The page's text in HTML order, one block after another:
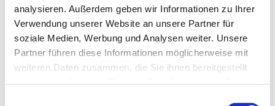
analysieren. Außerdem geben wir Informationen zu Ihrer
Verwendung unserer Website an unsere Partner für
soziale Medien, Werbung und Analysen weiter. Unsere
Partner führen diese Informationen möglicherweise mit
weiteren Daten zusammen, die Sie ihnen bereitgestellt
Dies könnte Sie auch
interessieren